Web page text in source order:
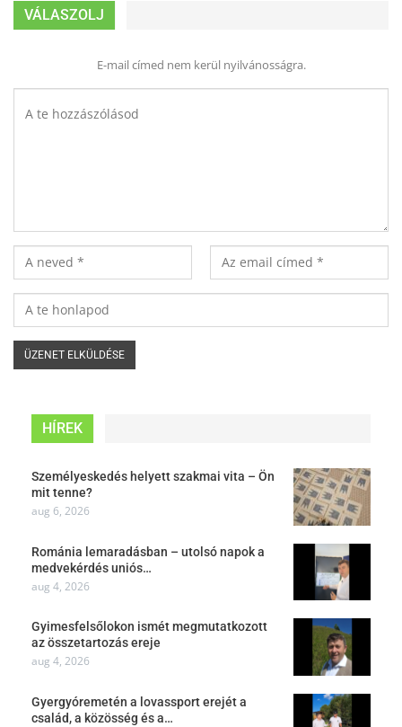
VÁLASZOLJ
E-mail címed nem kerül nyilvánosságra.
HÍREK
Személyeskedés helyett szakmai vita – Ön
mit tenne?
aug 6, 2026
Románia lemaradásban – utolsó napok a
medvekérdés uniós…
aug 4, 2026
Gyimesfelsőlokon ismét megmutatkozott
az összetartozás ereje
aug 4, 2026
Gyergyóremetén a lovassport erejét a
család, a közösség és a…